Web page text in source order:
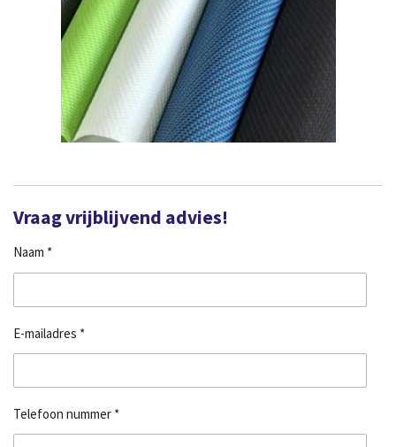
Vraag vrijblijvend advies!
Naam *
E-mailadres *
Telefoon nummer *